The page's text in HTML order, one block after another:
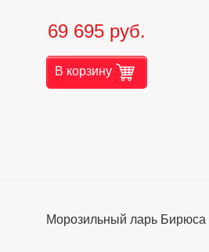
69 695 руб.
В корзину
Морозильный ларь Бирюса